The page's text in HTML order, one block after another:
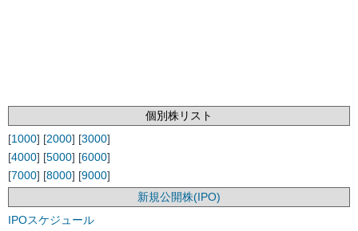
個別株リスト
[1000] [2000] [3000]
[4000] [5000] [6000]
[7000] [8000] [9000]
新規公開株(IPO)
IPOスケジュール